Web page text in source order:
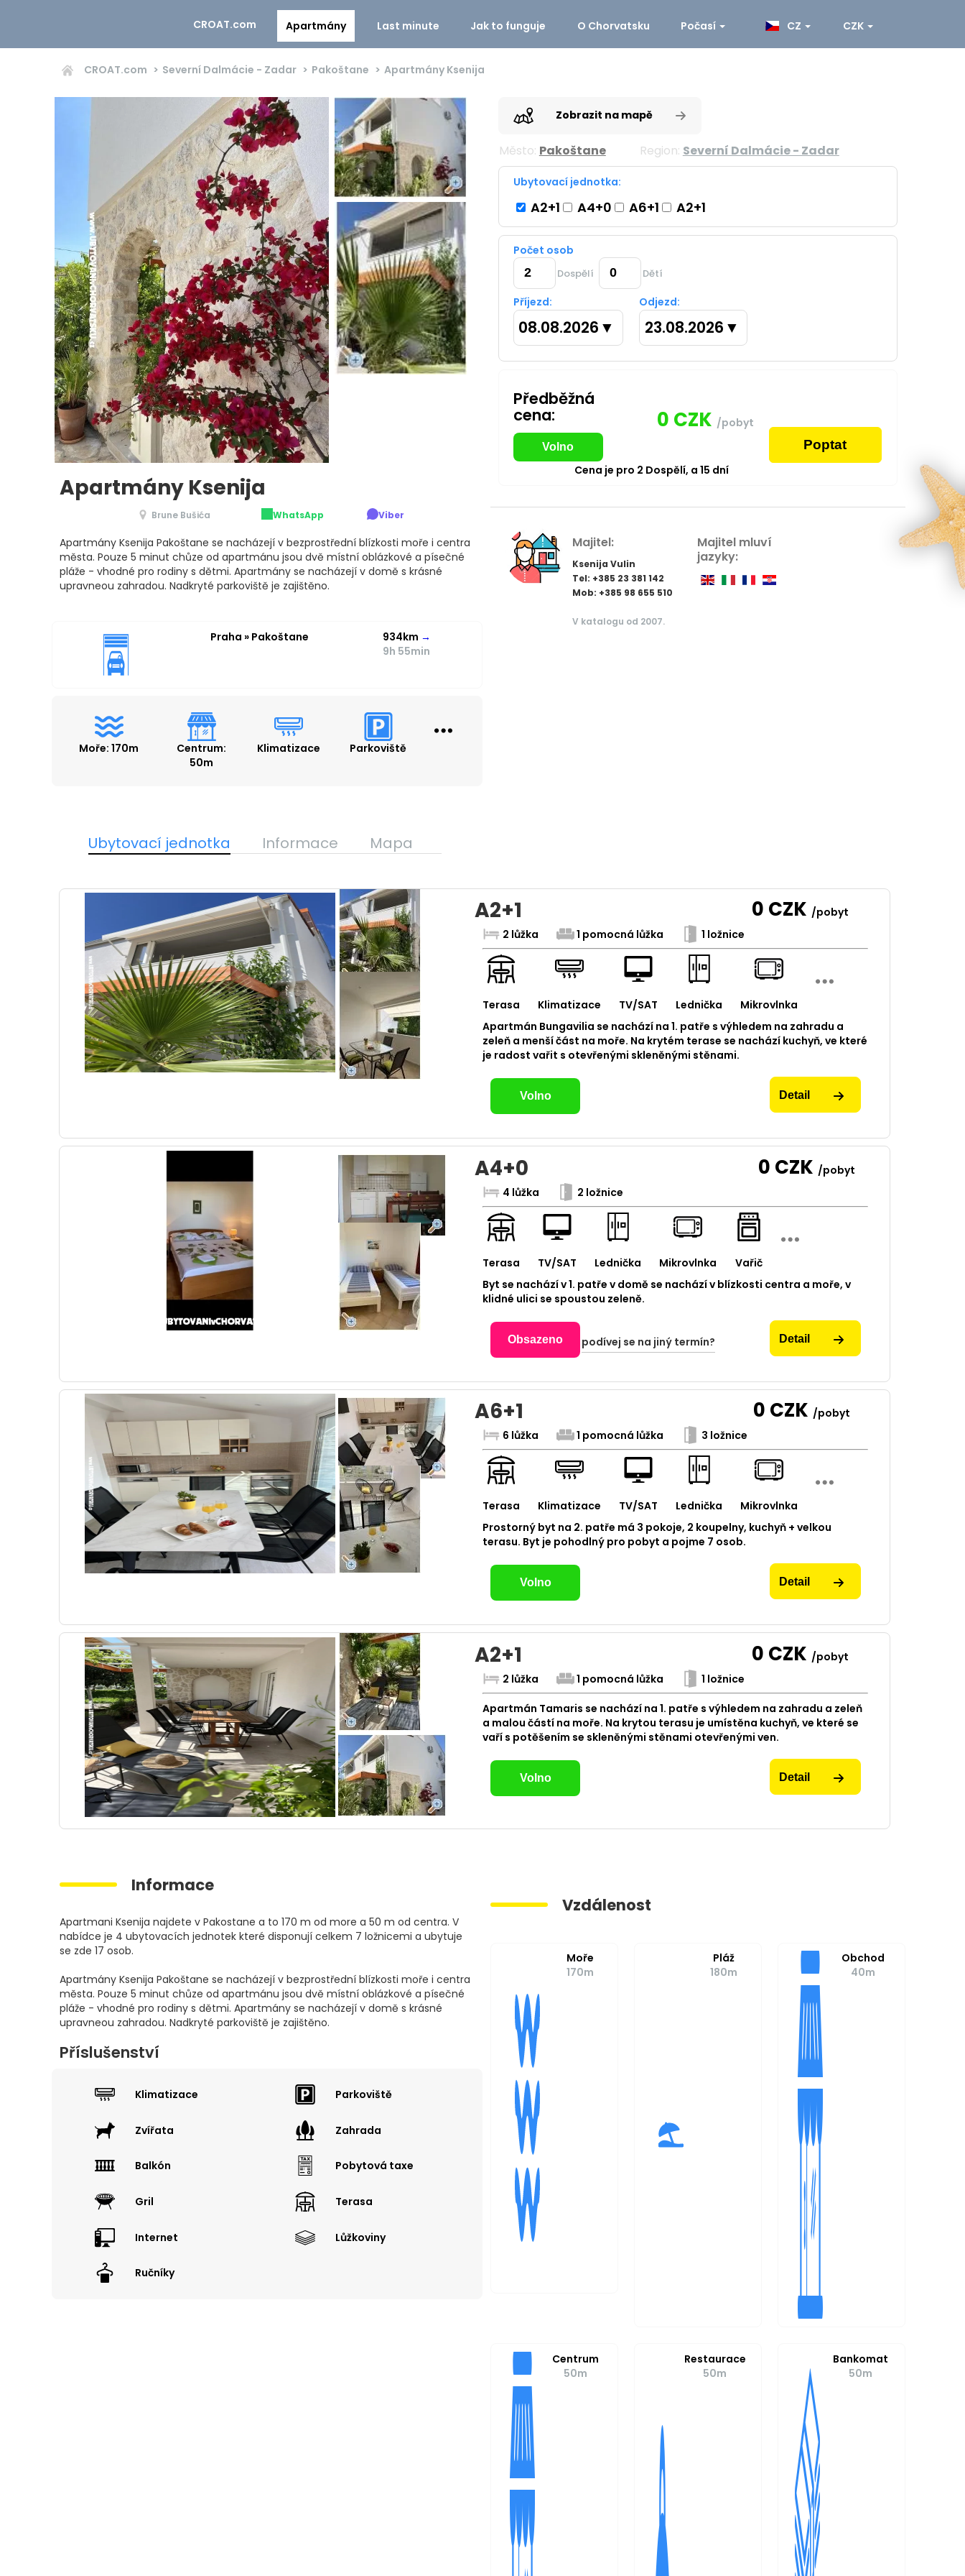
CROAT.com Apartmány Last minute Jak to funguje O Chorvatsku Počasí CZ CZK
CROAT.com Severní Dalmácie - Zadar Pakoštane Apartmány Ksenija
Apartmány Ksenija
Brune Bušića WhatsApp Viber
Apartmány Ksenija Pakoštane se nacházejí v bezprostřední blízkosti moře i centra
města. Pouze 5 minut chůze od apartmánu jsou dvě místní oblázkové a písečné
pláže - vhodné pro rodiny s dětmi. Apartmány se nacházejí v domě s krásné
upravneou zahradou. Nadkryté parkoviště je zajištěno.
Praha » Pakoštane 934km →
9h 55min
Moře: 170m
Centrum:
50m
Klimatizace Parkoviště
Zobrazit na mapě
Město: Pakoštane Region: Severní Dalmácie - Zadar
Ubytovací jednotka:
A2+1 A4+0 A6+1 A2+1
Počet osob
Dospělí Dětí
Příjezd:
08.08.2026 ▼
Odjezd:
23.08.2026 ▼
Předběžná
cena:
Volno
0 CZK /pobyt
Poptat
Cena je pro 2 Dospělí, a15 dní
Majitel:
Ksenija Vulin
Tel: +385 23 381 142
Mob: +385 98 655 510
V katalogu od 2007.
Majitel mluví
jazyky:
Ubytovací jednotka Informace Mapa
A2+1 0 CZK /pobyt
2 lůžka
1 pomocná lůžka 1 ložnice
Terasa Klimatizace TV/SAT Lednička
Mikrovlnka
Apartmán Bungavilia se nachází na 1. patře s výhledem na zahradu a
zeleň a menší část na moře. Na krytém terase se nachází kuchyň, ve které
je radost vařit s otevřenými skleněnými stěnami.
Volno Detail
A4+0 0 CZK /pobyt
4 lůžka
2 ložnice
Terasa TV/SAT Lednička Mikrovlnka
Vařič
Byt se nachází v 1. patře v domě se nachází v blízkosti centra a moře, v
klidné ulici se spoustou zeleně.
Obsazeno podívej se na jiný termín? Detail
A6+1 0 CZK /pobyt
6 lůžka
1 pomocná lůžka 3 ložnice
Terasa Klimatizace TV/SAT Lednička
Mikrovlnka
Prostorný byt na 2. patře má 3 pokoje, 2 koupelny, kuchyň + velkou
terasu. Byt je pohodlný pro pobyt a pojme 7 osob.
Volno Detail
A2+1 0 CZK /pobyt
2 lůžka
1 pomocná lůžka 1 ložnice
Apartmán Tamaris se nachází na 1. patře s výhledem na zahradu a zeleň
a malou částí na moře. Na krytou terasu je umístěna kuchyň, ve které se
vaří s potěšením se skleněnými stěnami otevřenými ven.
Volno Detail
Informace
Apartmani Ksenija najdete v Pakostane a to 170 m od more a 50 m od centra. V
nabídce je 4 ubytovacích jednotek které disponují celkem 7 ložnicemi a ubytuje
se zde 17 osob.
Apartmány Ksenija Pakoštane se nacházejí v bezprostřední blízkosti moře i centra
města. Pouze 5 minut chůze od apartmánu jsou dvě místní oblázkové a písečné
pláže - vhodné pro rodiny s dětmi. Apartmány se nacházejí v domě s krásné
upravneou zahradou. Nadkryté parkoviště je zajištěno.
Příslušenství
Klimatizace Parkoviště
Zvířata Zahrada
Balkón Pobytová taxe
Gril Terasa
Internet Lůžkoviny
Ručníky
Vzdálenost
Moře
170m
Pláž
180m
Obchod
40m
Centrum
50m
Restaurace
50m
Bankomat
50m